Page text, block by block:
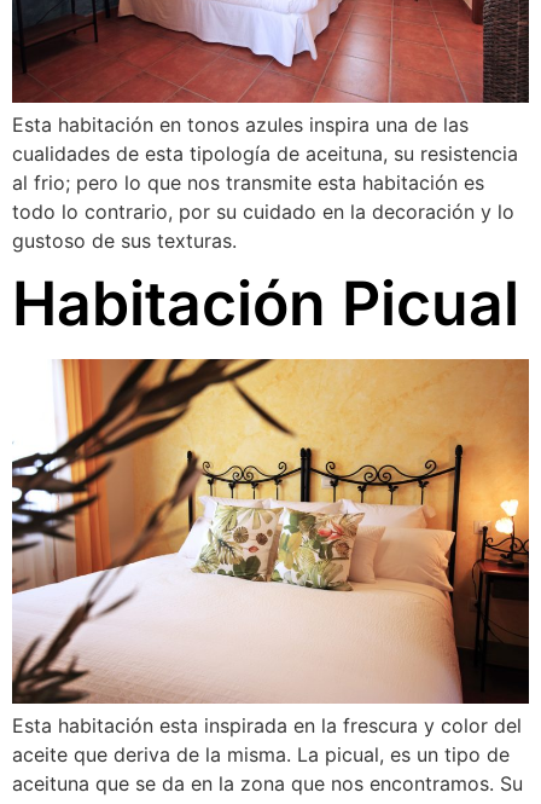
Esta habitación en tonos azules inspira una de las
cualidades de esta tipología de aceituna, su resistencia
al frio; pero lo que nos transmite esta habitación es
todo lo contrario, por su cuidado en la decoración y lo
gustoso de sus texturas.
Habitación Picual
Esta habitación esta inspirada en la frescura y color del
aceite que deriva de la misma. La picual, es un tipo de
aceituna que se da en la zona que nos encontramos. Su